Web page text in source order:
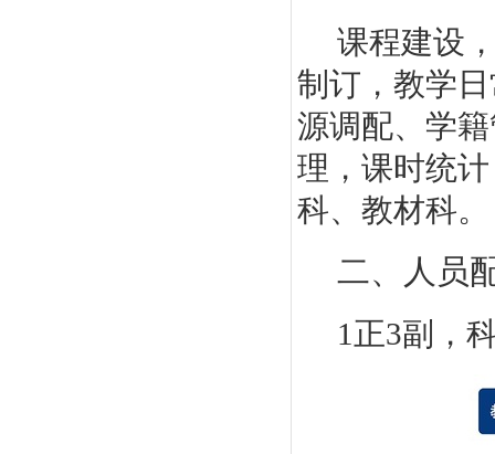
课程建设
制订，教学
源调配、学
理，课时统
科、教材科。
二、人员
1正3副，